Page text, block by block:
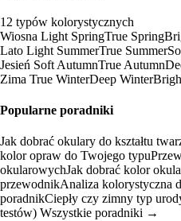
12 typów kolorystycznych
Wiosna Light SpringTrue Spring
Lato Light SummerTrue Summer
Jesień Soft AutumnTrue Autumn
Zima True WinterDeep Winter
Popularne poradniki
Jak dobrać okulary do kształtu
kolor opraw do Twojego typu
okularowychJak dobrać kolor
przewodnikAnaliza kolorystyczna
poradnikCiepły czy zimny typ
testów) Wszystkie poradniki →